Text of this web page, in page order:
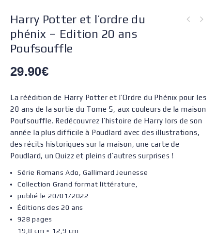
Harry Potter et l’ordre du
phénix – Edition 20 ans
Poufsouffle
29.90€
La réédition de Harry Potter et l’Ordre du Phénix pour les
20 ans de la sortie du Tome 5, aux couleurs de la maison
Poufsouffle. Redécouvrez l’histoire de Harry lors de son
année la plus difficile à Poudlard avec des illustrations,
des récits historiques sur la maison, une carte de
Poudlard, un Quizz et pleins d’autres surprises !
Série Romans Ado, Gallimard Jeunesse
Collection Grand format littérature,
publié le 20/01/2022
Éditions des 20 ans
928 pages
19,8 cm × 12,9 cm